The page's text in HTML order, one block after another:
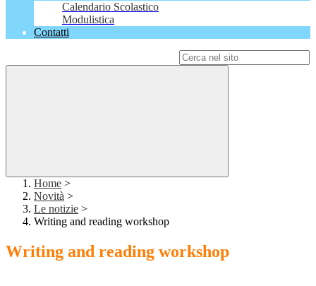
Calendario Scolastico
Modulistica
Contatti
Home >
Novità >
Le notizie >
Writing and reading workshop
Writing and reading workshop